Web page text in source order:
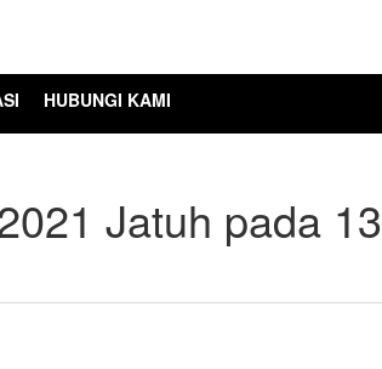
HUBUNGI KAMI
Jatuh pada 13